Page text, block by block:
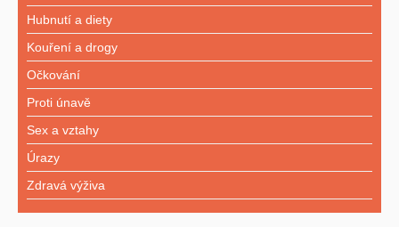
Hubnutí a diety
Kouření a drogy
Očkování
Proti únavě
Sex a vztahy
Úrazy
Zdravá výživa